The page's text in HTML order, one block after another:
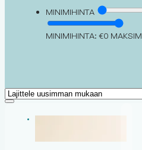
MINIMIHINTA
MINIMIHINTA: €0